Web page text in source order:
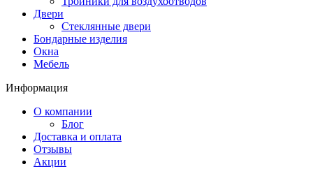
Двери
Стеклянные двери
Бондарные изделия
Окна
Мебель
Информация
О компании
Блог
Доставка и оплата
Отзывы
Акции